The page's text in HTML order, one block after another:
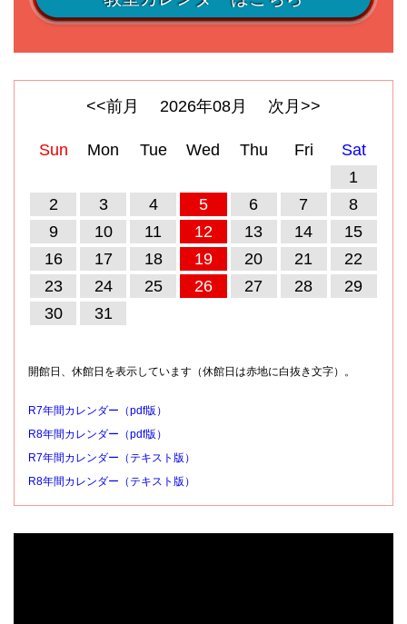
<<前月 2026年08 月 次月>>
Sun Mon Tue Wed Thu Fri
Sat
1
2
3 4 5 6 7
8
9
10 11 12 13 14
15
16
17 18 19 20 21
22
23
24 25 26 27 28
29
30
31
開館日、休館日を表示しています（休館日は赤地に白抜き文字）。
R7年間カレンダー（pdf版）
R8年間カレンダー（pdf版）
R7年間カレンダー（テキスト版）
R8年間カレンダー（テキスト版）